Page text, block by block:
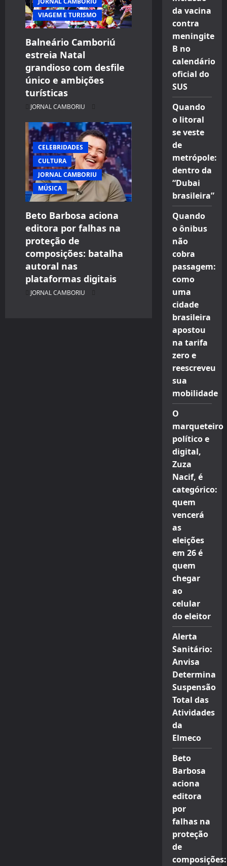
VIAGEM E TURISMO
Balneário Camboriú
estreia Natal
grandioso com desfile
único e ambições
turísticas
JORNAL CAMBORIU
CELEBRIDADES
CULTURA
JORNAL CAMBORIU
MÚSICA
Beto Barbosa aciona
editora por falhas na
proteção de
composições: batalha
autoral nas
plataformas digitais
JORNAL CAMBORIU
da vacina
contra
meningite
B no
calendário
oficial do
SUS
Quando
o litoral
se veste
de
metrópole:
dentro da
“Dubai
brasileira”
Quando
o ônibus
não
cobra
passagem:
como
uma
cidade
brasileira
apostou
na tarifa
zero e
reescreveu
sua
mobilidade
O
marqueteiro
político e
digital,
Zuza
Nacif, é
categórico:
quem
vencerá
as
eleições
em 26 é
quem
chegar
ao
celular
do eleitor
Alerta
Sanitário:
Anvisa
Determina
Suspensão
Total das
Atividades
da
Elmeco
Beto
Barbosa
aciona
editora
por
falhas na
proteção
de
composições: